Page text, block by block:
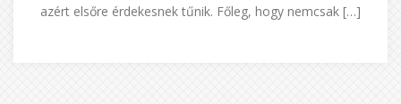
azért elsőre érdekesnek tűnik. Főleg, hogy nemcsak […]